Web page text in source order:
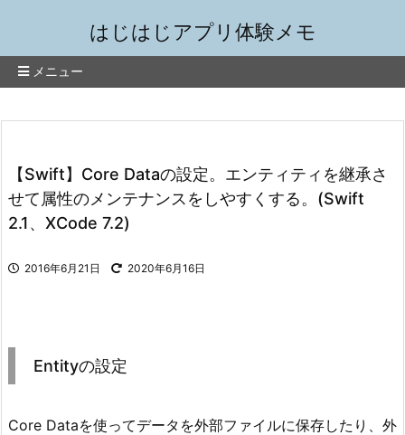
はじはじアプリ体験メモ
メニュー
【Swift】Core Dataの設定。エンティティを継承さ
せて属性のメンテナンスをしやすくする。(Swift
2.1、XCode 7.2)
2016年6月21日 2020年6月16日
Entityの設定
Core Dataを使ってデータを外部ファイルに保存したり、外